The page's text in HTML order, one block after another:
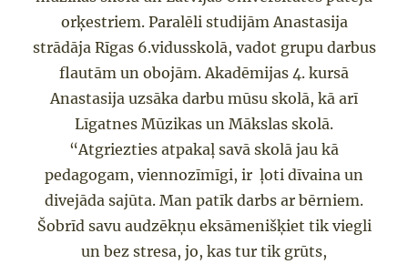
orķestriem. Paralēli studijām Anastasija
strādāja Rīgas 6.vidusskolā, vadot grupu darbus
flautām un obojām.Akadēmijas 4. kursā
Anastasija uzsāka darbu mūsu skolā, kā arī
Līgatnes Mūzikas un Mākslas skolā.
“Atgriezties atpakaļ savā skolā jau kā
pedagogam, viennozīmīgi, ir ļoti dīvaina un
divejāda sajūta. Man patīk darbs ar bērniem.
Šobrīd savuaudzēkņu eksāmenišķiet tik viegli
un bez stresa, jo, kas tur tik grūts,